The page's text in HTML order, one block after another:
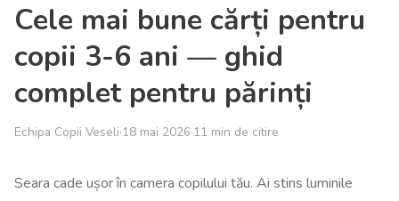
Cele mai bune cărți pentru
copii 3-6 ani — ghid
complet pentru părinți
Echipa Copii Veseli·18 mai 2026·11 min de citire
Seara cade ușor în camera copilului tău. Ai stins luminile